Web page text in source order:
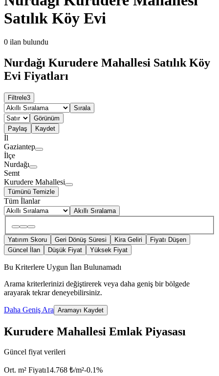
Satılık Köy Evi
0 ilan bulundu
Nurdağı Kurudere Mahallesi Satılık Köy
Evi Fiyatları
Filtrele3
Sırala
Görünüm
Paylaş
Kaydet
İl
Gaziantep
İlçe
Nurdağı
Semt
Kurudere Mahallesi
Tümünü Temizle
Tüm İlanlar
Akıllı Sıralama
Yatırım Skoru Geri Dönüş Süresi Kira Geliri
Fiyatı Düşen
Güncel İlan
Düşük Fiyat Yüksek Fiyat
Bu Kriterlere Uygun İlan Bulunamadı
Arama kriterlerinizi değiştirerek veya daha geniş bir bölgede
arayarak tekrar deneyebilirsiniz.
Daha Geniş Ara Aramayı Kaydet
Kurudere Mahallesi Emlak Piyasası
Güncel fiyat verileri
Ort. m² Fiyatı14.768 ₺/m²-0.1%